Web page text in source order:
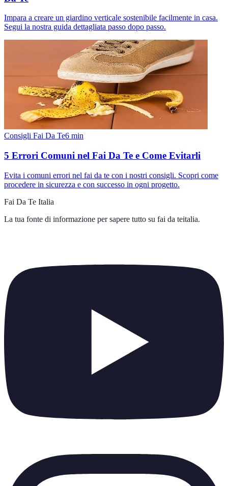
Impara a creare un giardino verticale sostenibile facilmente in casa.
Segui la nostra guida dettagliata passo dopo passo.
Consigli Fai Da Te6 min
5 Errori Comuni nel Fai Da Te e Come Evitarli
Evita i comuni errori nel fai da te con i nostri consigli. Scopri come
procedere in sicurezza e con successo in ogni progetto.
Fai Da Te Italia
La tua fonte di informazione per sapere tutto su fai da teitalia.